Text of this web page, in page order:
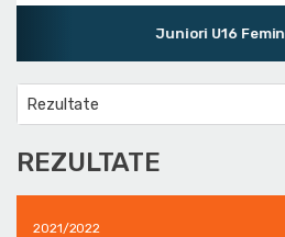
Juniori U16 Feminin
Rezultate
REZULTATE
2021/2022